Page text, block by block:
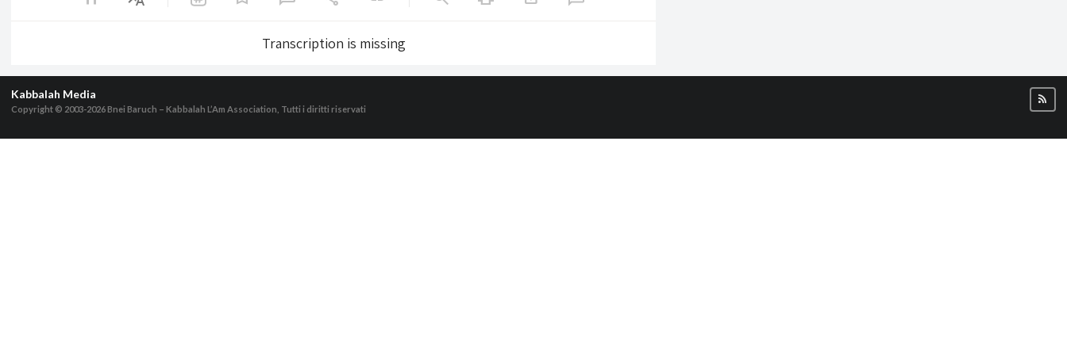
Transcription is missing
Kabbalah Media
Copyright © 2003-2026Bnei Baruch – Kabbalah L’Am Association, Tutti i diritti riservati